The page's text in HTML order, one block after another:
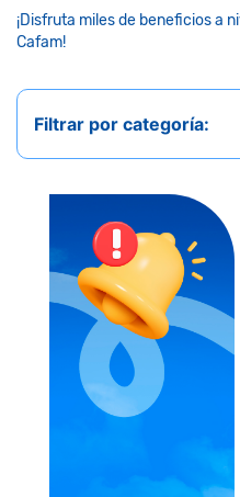
¡Disfruta miles de beneficios a
Cafam!
Filtrar por categoría:
Nuevos
Entretenimiento
Gastronomía
Hogar y Decoración
Mascotas
Moda
Movilidad
Retail y Tecnología
Salud, belleza y